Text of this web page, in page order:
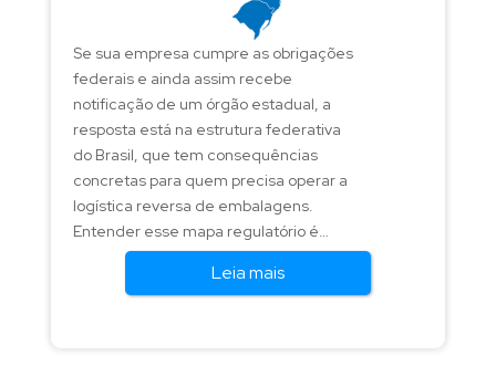
Se sua empresa cumpre as obrigações
federais e ainda assim recebe
notificação de um órgão estadual, a
resposta está na estrutura federativa
do Brasil, que tem consequências
concretas para quem precisa operar a
logística reversa de embalagens.
Entender esse mapa regulatório é
fundamental para fabricantes e
importadores que colocam
Leia mais